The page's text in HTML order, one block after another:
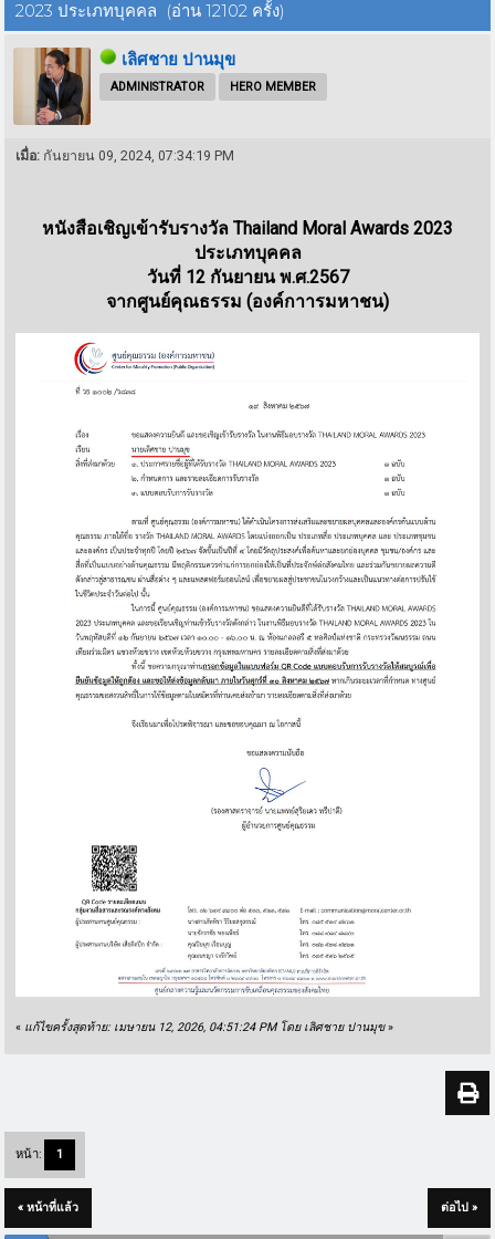
2023 ประเภทบุคคล (อ่าน 12102 ครั้ง)
เลิศชาย ปานมุข
ADMINISTRATOR HERO MEMBER
เมื่อ: กันยายน 09, 2024, 07:34:19 PM
หนังสือเชิญเข้ารับรางวัล Thailand Moral Awards 2023
ประเภทบุคคล
วันที่ 12 กันยายน พ.ศ.2567
จากศูนย์คุณธรรม (องค์กาารมหาชน)
« แก้ไขครั้งสุดท้าย: เมษายน 12, 2026, 04:51:24 PM โดย เลิศชาย ปานมุข»
หน้า: 1
« หน้าที่แล้ว ต่อไป »